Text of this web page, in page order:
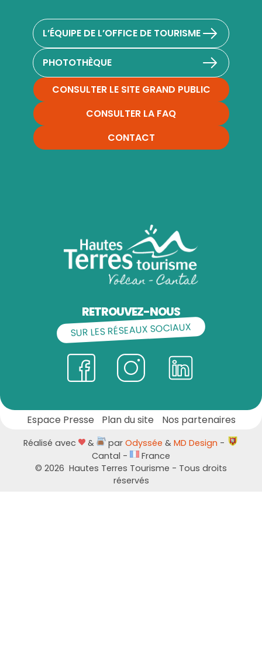
RETROUVEZ-NOUS
SUR LES RÉSEAUX SOCIAUX
L’ÉQUIPE DE L’OFFICE DE TOURISME
PHOTOTHÈQUE
CONSULTER LE SITE GRAND PUBLIC
CONSULTER LA FAQ
CONTACT
Espace Presse Plan du site Nos partenaires
Réalisé avec & parOdyssée &MD Design -
Cantal -
France
© 2026 Hautes Terres Tourisme - Tous droits
réservés